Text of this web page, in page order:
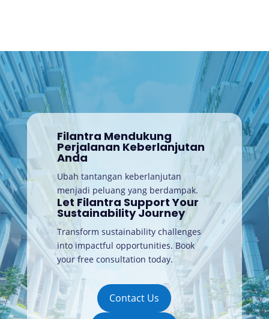
Filantra Mendukung
Perjalanan Keberlanjutan
Anda
Ubah tantangan keberlanjutan
menjadi peluang yang berdampak.
Let Filantra Support Your
Sustainability Journey
Transform sustainability challenges
into impactful opportunities. Book
your free consultation today.
Contact Us